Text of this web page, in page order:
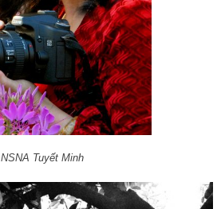
NSNA Tuyết Minh